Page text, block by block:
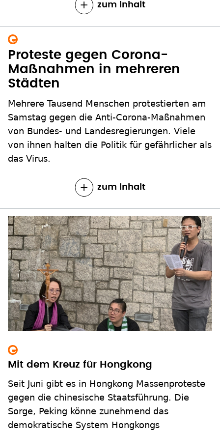
zum Inhalt
Proteste gegen Corona-
Maßnahmen in mehreren
Städten
Mehrere Tausend Menschen protestierten am
Samstag gegen die Anti-Corona-Maßnahmen
von Bundes- und Landesregierungen. Viele
von ihnen halten die Politik für gefährlicher als
das Virus.
zum Inhalt
Mit dem Kreuz für Hongkong
Seit Juni gibt es in Hongkong Massenproteste
gegen die chinesische Staatsführung. Die
Sorge, Peking könne zunehmend das
demokratische System Hongkongs